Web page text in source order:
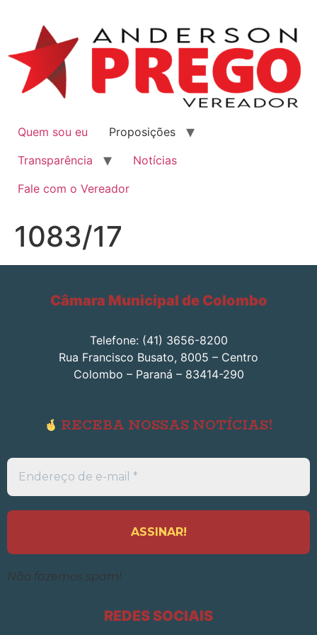
Quem sou eu
Proposições
Transparência
Notícias
Fale com o Vereador
1083/17
Câmara Municipal de Colombo
Telefone: (41) 3656-8200
Rua Francisco Busato, 8005 – Centro
Colombo – Paraná – 83414-290
RECEBA NOSSAS NOTÍCIAS!
Endereço
de
e-
*
Não fazemos spam!
REDES SOCIAIS